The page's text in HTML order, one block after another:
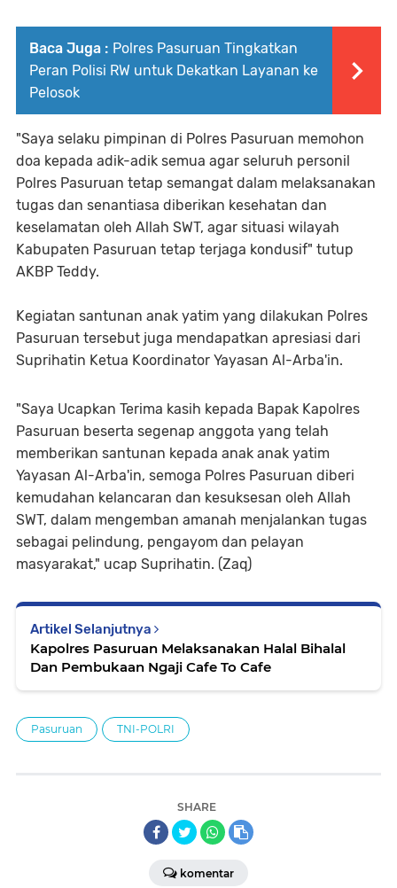
Baca Juga : Polres Pasuruan Tingkatkan
Peran Polisi RW untuk Dekatkan Layanan ke
Pelosok
"Saya selaku pimpinan di Polres Pasuruan memohon
doa kepada adik-adik semua agar seluruh personil
Polres Pasuruan tetap semangat dalam melaksanakan
tugas dan senantiasa diberikan kesehatan dan
keselamatan oleh Allah SWT, agar situasi wilayah
Kabupaten Pasuruan tetap terjaga kondusif" tutup
AKBP Teddy.
Kegiatan santunan anak yatim yang dilakukan Polres
Pasuruan tersebut juga mendapatkan apresiasi dari
Suprihatin Ketua Koordinator Yayasan Al-Arba'in.
"Saya Ucapkan Terima kasih kepada Bapak Kapolres
Pasuruan beserta segenap anggota yang telah
memberikan santunan kepada anak anak yatim
Yayasan Al-Arba'in, semoga Polres Pasuruan diberi
kemudahan kelancaran dan kesuksesan oleh Allah
SWT, dalam mengemban amanah menjalankan tugas
sebagai pelindung, pengayom dan pelayan
masyarakat," ucap Suprihatin. (Zaq)
Artikel Selanjutnya
Kapolres Pasuruan Melaksanakan Halal Bihalal
Dan Pembukaan Ngaji Cafe To Cafe
Pasuruan TNI-POLRI
SHARE
komentar